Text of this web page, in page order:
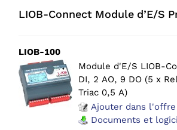
LIOB-Connect Module d’E/S
LIOB-100
Module d'E/S LIOB-
DI, 2 AO, 9 DO (5 x
Triac 0,5 A)
Ajouter dans l'offre
Documents et